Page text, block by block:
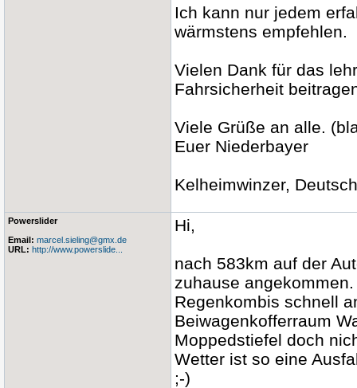
Ich kann nur jedem
wärmstens empfehlen.
Vielen Dank für das
Fahrsicherheit
Viele Grüße an alle.
Euer Niederbayer
Kelheimwinzer,
Powerslider
Email: marcel.sieling@gmx.de
URL: http://www.powerslide...
Hi,
nach 583km auf der
zuhause
Regenkombis schnell
Beiwagenkofferraum
Moppedstiefel doch
Wetter ist so eine
;-)